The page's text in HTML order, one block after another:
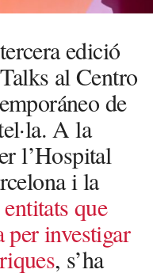
edició
al Centro
de
A la
l’Hospital
i la
entitats que
per investigar
, s’ha